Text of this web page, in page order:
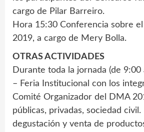
cargo de Pilar Barreiro.
Hora 15:30 Conferencia sobre
2019, a cargo de Mery Bolla.
OTRAS ACTIVIDADES
Durante toda la jornada (de 9:00
– Feria Institucional con los
Comité Organizador del DMA
públicas, privadas, sociedad civil.
degustación y venta de